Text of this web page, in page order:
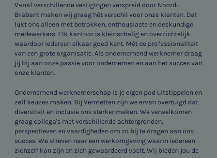
Vanaf verschillende vestigingen verspreid door Noord-
Brabant maken wij graag hét verschil voor onze klanten. Dat
lukt ons alleen met betrokken, enthousiaste en deskundige
medewerkers. Elk kantoor is kleinschalig en overzichtelijk
waardoor iedereen elkaar goed kent. Mét de professionaliteit
van een grote organisatie. Als ondernemend werknemer draag
jij bij aan onze passie voor ondernemen en aan het succes van
onze klanten.
Ondernemend werknemerschap is je eigen pad uitstippelen en
zelf keuzes maken. Bij Vermetten zijn we ervan overtuigd dat
diversiteit en inclusie ons sterker maken. We verwelkomen
graag collega's met verschillende achtergronden,
perspectieven en vaardigheden om zo bij te dragen aan ons
succes. We streven naar een werkomgeving waarin iedereen
zichzelf kan zijn en zich gewaardeerd voelt. Wij bieden jou de